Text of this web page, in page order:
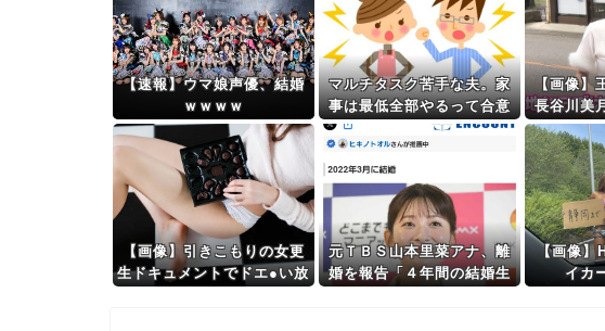
【速報】ウマ娘声優、結婚
ｗｗｗｗ
マルチタスク苦手な夫。家
事は最低全部やるって合意
してるけど、ミスが多いと
任せたくなくなって...
【画像】
長谷川美
【画像】引きこもりの女更
生ドキュメントでドエ●い放
元ＴＢＳ山本里菜アナ、離
婚を報告「４年間の結婚生
【画像】
イカ